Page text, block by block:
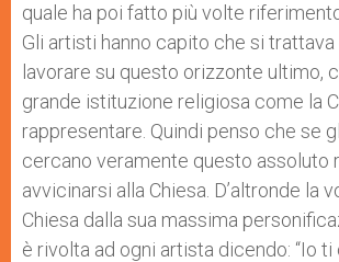
quale ha poi fatto più volte
Gli artisti hanno capito che si trattava
lavorare su questo orizzonte ultimo,
grande istituzione religiosa come la
rappresentare. Quindi penso che se
cercano veramente questo assoluto
avvicinarsi alla Chiesa. D’altronde la
Chiesa dalla sua massima
è rivolta ad ogni artista dicendo: “Io